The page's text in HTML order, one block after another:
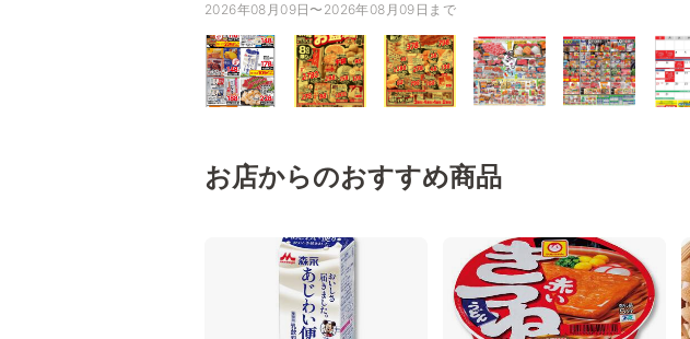
2026年08月09日〜2026年08月09日まで
お店からのおすすめ商品